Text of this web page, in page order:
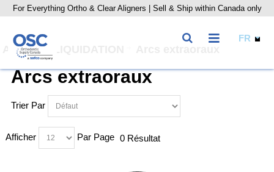
For Everything Ortho & Clear Aligners | Sell & Ship within Canada only
Accueil
Arcs extraoraux
Trier Par
Afficher Par Page 0 Résultat